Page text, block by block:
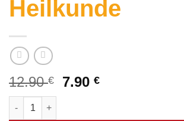
Heilkunde
12.90€
Ursprünglicher
7.90€Aktueller
Nase (DVD) - Germanische Heilkunde Menge